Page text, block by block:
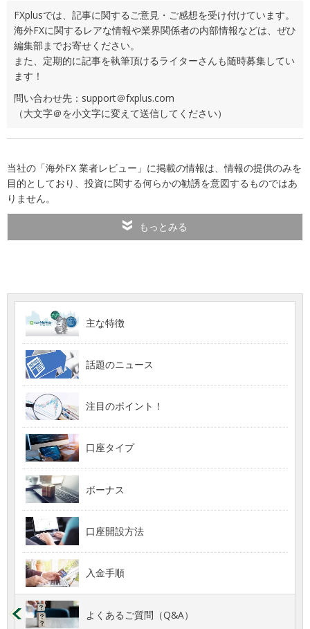
FXplusでは、記事に関するご意見・ご感想を受け付けています。
海外FXに関するレアな情報や業界関係者の内部情報などは、ぜひ
編集部までお寄せください。
また、定期的に記事を執筆頂けるライターさんも随時募集してい
ます！
問い合わせ先：support＠fxplus.com
（大文字＠を小文字に変えて送信してください）
当社の「海外FX 業者レビュー」に掲載の情報は、情報の提供のみを
目的としており、投資に関する何らかの勧誘を意図するものではあ
りません。
もっとみる
主な特徴
話題のニュース
注目のポイント！
口座タイプ
ボーナス
口座開設方法
入金手順
よくあるご質問（Q&A）